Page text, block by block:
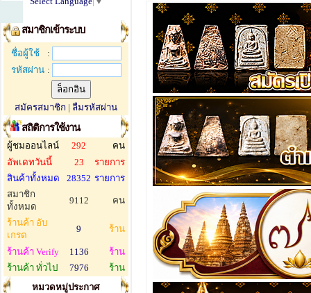
สมาชิกเข้าระบบ
ชื่อผู้ใช้
:
รหัสผ่าน :
สมัครสมาชิก | ลืมรหัสผ่าน
สถิติการใช้งาน
ผู้ชมออนไลน์ 292
คน
อัพเดทวันนี้
23
รายการ
สินค้าทั้งหมด
28352 รายการ
สมาชิก
ทั้งหมด
9112 คน
ร้านค้า อับ
เกรด
9 ร้าน
ร้านค้า Verify 1136
ร้าน
ร้านค้า ทั่วไป
7976
ร้าน
หมวดหมู่ประกาศ